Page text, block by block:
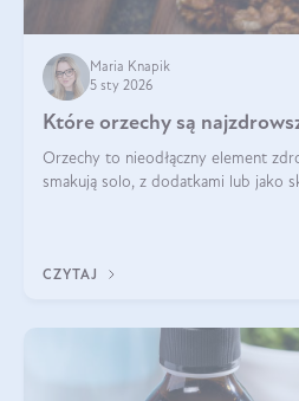
Maria Knapik
5 sty 2026
Które orzechy są
Orzechy to nieodłączny element
smakują solo, z dodatkami lub jako
CZYTAJ